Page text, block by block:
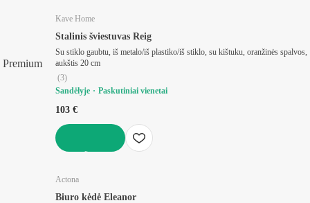
Premium
Kave Home
Stalinis šviestuvas Reig
Su stiklo gaubtu, iš metalo/iš plastiko/iš stiklo, su kištuku, oranžinės spalvos,
aukštis 20 cm
(3)
Sandėlyje
Paskutiniai vienetai
103 €
Actona
Biuro kėdė Eleanor